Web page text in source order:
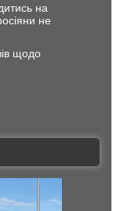
на
не
щодо